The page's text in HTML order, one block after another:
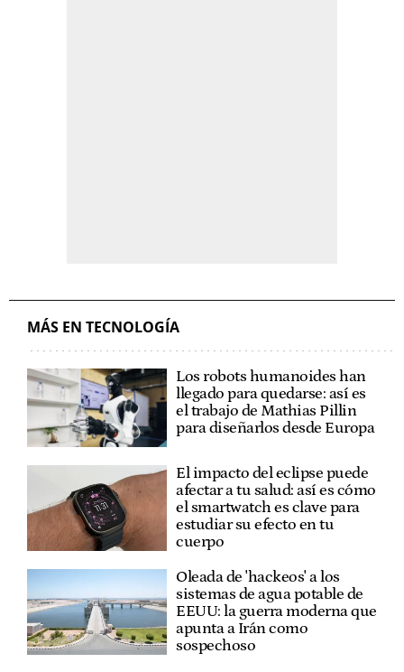
MÁS EN TECNOLOGÍA
Los robots humanoides han
llegado para quedarse: así es
el trabajo de Mathias Pillin
para diseñarlos desde Europa
El impacto del eclipse puede
afectar a tu salud: así es cómo
el smartwatch es clave para
estudiar su efecto en tu
cuerpo
Oleada de 'hackeos' a los
sistemas de agua potable de
EEUU: la guerra moderna que
apunta a Irán como
sospechoso